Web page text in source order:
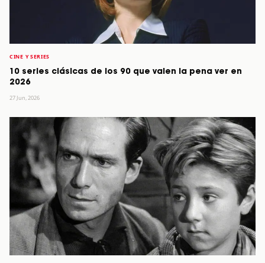
CINE Y SERIES
10 series clásicas de los 90 que valen la pena ver en
2026
27 Jun, 2026